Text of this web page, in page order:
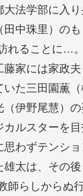
大法学部に入
中珠里）のも
れることに…。
藤家には家政
いた三田園薫（
（伊野尾慧）の
カルスターを
思わずテンシ
雄太は、その
師らしからぬ